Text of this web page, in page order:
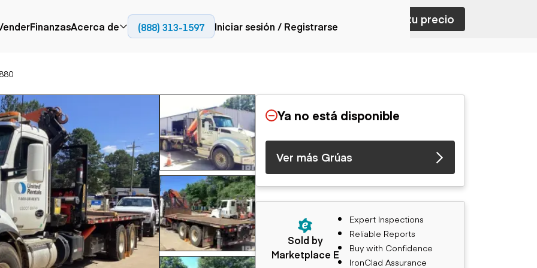
Camiones con
plataforma
Grúas
Carretillas elevadoras
Ascensores
Manipuladores
telescópicos
Movimiento de
tierra
Retroexcavadoras
Topadoras
Cargadoras compactas
Fresadoras en frío
Compactadores
Adoquines
Recuperadores de
carreteras
Generación de
energía
Generadores
Camiones articulados
Camiones con
plataforma
Camiones volquetes
Camiones de
transporte
Camiones fuera de
carretera
Camiones de servicio
Camiones especiales
Camiones con
remolque cisterna
FinanzasAcerca de
(888) 313-1597 Iniciar sesión / Registrarse
Contactar con ventas Nombra tu precio
Ya no está disponible
Ver más Grúas
Sold by
Marketplace E
Expert Inspections
Reliable Reports
Buy with Confidence
IronClad Assurance